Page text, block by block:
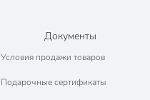
рельефный
67266
Etna
Документы
Условия продажи товаров
Подарочные сертификаты